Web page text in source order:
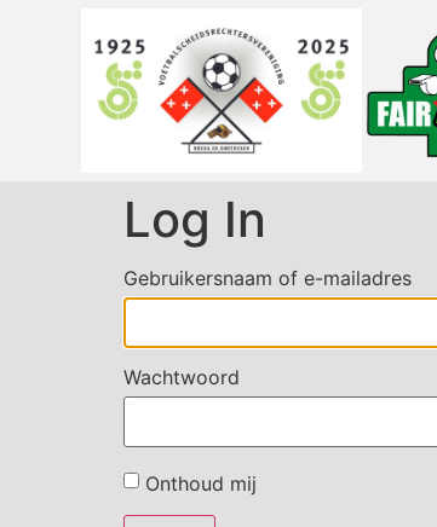
Log In
Gebruikersnaam of e-mailadres
Wachtwoord
Onthoud mij